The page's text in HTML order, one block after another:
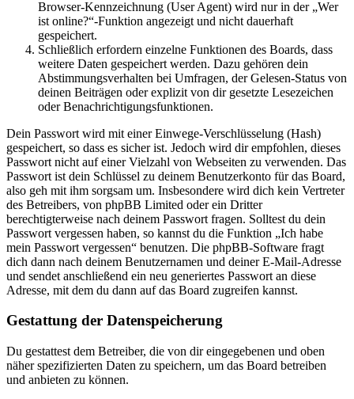
Browser-Kennzeichnung (User Agent) wird nur in der „Wer
ist online?“-Funktion angezeigt und nicht dauerhaft
gespeichert.
Schließlich erfordern einzelne Funktionen des Boards, dass
weitere Daten gespeichert werden. Dazu gehören dein
Abstimmungsverhalten bei Umfragen, der Gelesen-Status von
deinen Beiträgen oder explizit von dir gesetzte Lesezeichen
oder Benachrichtigungsfunktionen.
Dein Passwort wird mit einer Einwege-Verschlüsselung (Hash)
gespeichert, so dass es sicher ist. Jedoch wird dir empfohlen, dieses
Passwort nicht auf einer Vielzahl von Webseiten zu verwenden. Das
Passwort ist dein Schlüssel zu deinem Benutzerkonto für das Board,
also geh mit ihm sorgsam um. Insbesondere wird dich kein Vertreter
des Betreibers, von phpBB Limited oder ein Dritter
berechtigterweise nach deinem Passwort fragen. Solltest du dein
Passwort vergessen haben, so kannst du die Funktion „Ich habe
mein Passwort vergessen“ benutzen. Die phpBB-Software fragt
dich dann nach deinem Benutzernamen und deiner E-Mail-Adresse
und sendet anschließend ein neu generiertes Passwort an diese
Adresse, mit dem du dann auf das Board zugreifen kannst.
Gestattung der Datenspeicherung
Du gestattest dem Betreiber, die von dir eingegebenen und oben
näher spezifizierten Daten zu speichern, um das Board betreiben
und anbieten zu können.